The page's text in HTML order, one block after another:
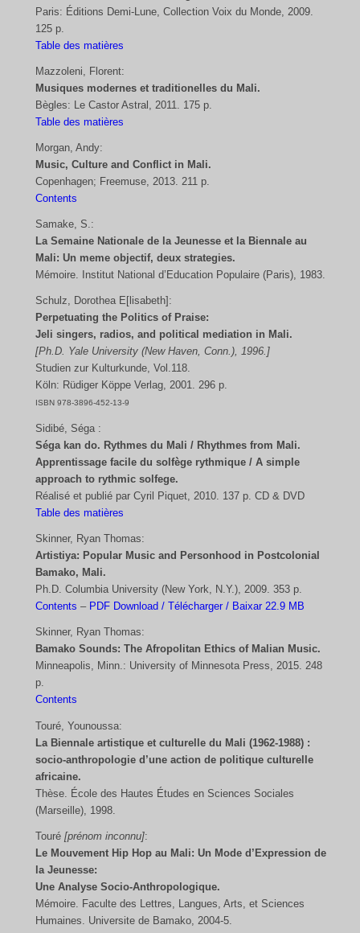
Paris: Éditions Demi-Lune, Collection Voix du Monde, 2009.
125 p.
Table des matières
Mazzoleni, Florent:
Musiques modernes et traditionelles du Mali.
Bègles: Le Castor Astral, 2011. 175 p.
Table des matières
Morgan, Andy:
Music, Culture and Conflict in Mali.
Copenhagen; Freemuse, 2013. 211 p.
Contents
Samake, S.:
La Semaine Nationale de la Jeunesse et la Biennale au
Mali: Un meme objectif, deux strategies.
Mémoire. Institut National d’Education Populaire (Paris), 1983.
Schulz, Dorothea E[lisabeth]:
Perpetuating the Politics of Praise:
Jeli singers, radios, and political mediation in Mali.
[Ph.D. Yale University (New Haven, Conn.), 1996.]
Studien zur Kulturkunde, Vol.118.
Köln: Rüdiger Köppe Verlag, 2001. 296 p.
ISBN 978-3896-452-13-9
Sidibé, Séga :
Séga kan do. Rythmes du Mali / Rhythmes from Mali.
Apprentissage facile du solfège rythmique / A simple
approach to rythmic solfege.
Réalisé et publié par Cyril Piquet, 2010. 137 p. CD & DVD
Table des matières
Skinner, Ryan Thomas:
Artistiya: Popular Music and Personhood in Postcolonial
Bamako, Mali.
Ph.D. Columbia University (New York, N.Y.), 2009. 353 p.
Contents – PDF Download / Télécharger / Baixar 22.9 MB
Skinner, Ryan Thomas:
Bamako Sounds: The Afropolitan Ethics of Malian Music.
Minneapolis, Minn.: University of Minnesota Press, 2015. 248
p.
Contents
Touré, Younoussa:
La Biennale artistique et culturelle du Mali (1962-1988) :
socio-anthropologie d’une action de politique culturelle
africaine.
Thèse. École des Hautes Études en Sciences Sociales
(Marseille), 1998.
Touré [prénom inconnu]:
Le Mouvement Hip Hop au Mali: Un Mode d’Expression de
la Jeunesse:
Une Analyse Socio-Anthropologique.
Mémoire. Faculte des Lettres, Langues, Arts, et Sciences
Humaines. Universite de Bamako, 2004-5.